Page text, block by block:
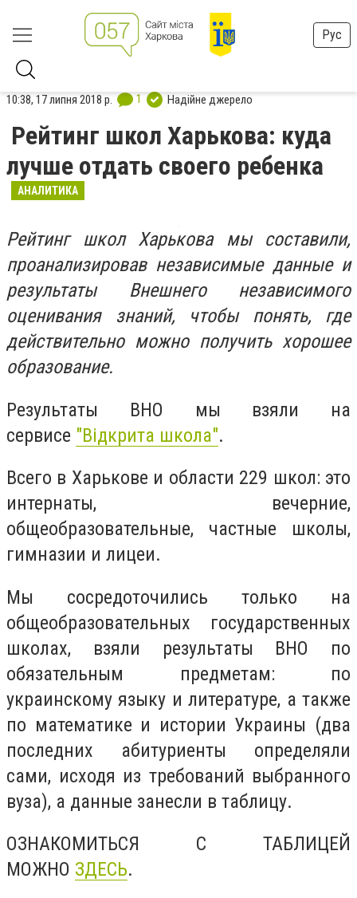
Рус
10:38, 17 липня 2018 р. 1 Надійне джерело
Рейтинг школ Харькова: куда
лучше отдать своего ребенка
АНАЛИТИКА
Рейтинг школ Харькова мы составили,
проанализировав независимые данные и
результаты Внешнего независимого
оценивания знаний, чтобы понять, где
действительно можно получить хорошее
образование.
Результаты ВНО мы взяли на
сервисе "Відкрита школа".
Всего в Харькове и области 229 школ: это
интернаты, вечерние,
общеобразовательные, частные школы,
гимназии и лицеи.
Мы сосредоточились только на
общеобразовательных государственных
школах, взяли результаты ВНО по
обязательным предметам: по
украинскому языку и литературе, а также
по математике и истории Украины (два
последних абитуриенты определяли
сами, исходя из требований выбранного
вуза), а данные занесли в таблицу.
ОЗНАКОМИТЬСЯ С ТАБЛИЦЕЙ
МОЖНО ЗДЕСЬ.